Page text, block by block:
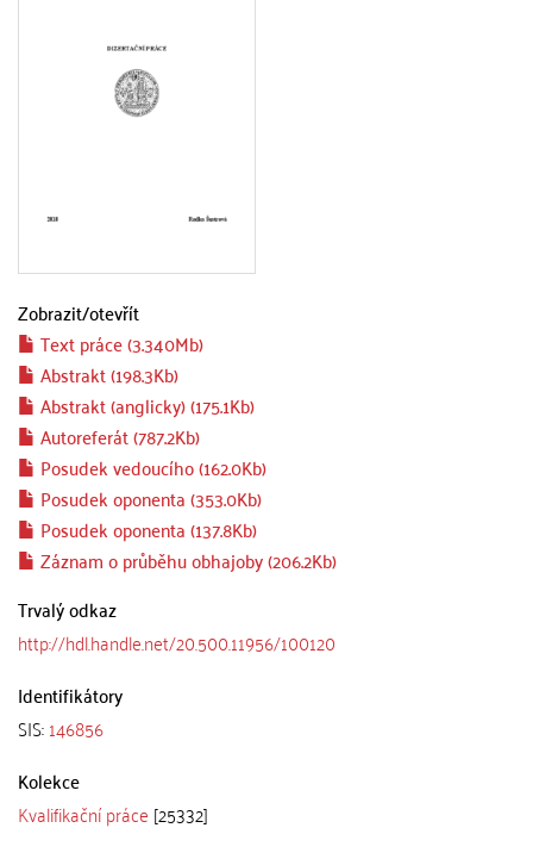
Zobrazit/otevřít
Text práce (3.340Mb)
Abstrakt (198.3Kb)
Abstrakt (anglicky) (175.1Kb)
Autoreferát (787.2Kb)
Posudek vedoucího (162.0Kb)
Posudek oponenta (353.0Kb)
Posudek oponenta (137.8Kb)
Záznam o průběhu obhajoby (206.2Kb)
Trvalý odkaz
http://hdl.handle.net/20.500.11956/100120
Identifikátory
SIS:146856
Kolekce
Kvalifikační práce [25332]